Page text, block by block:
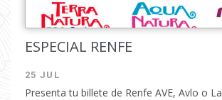
ESPECIAL RENFE
25 JUL
Presenta tu billete de Renfe AVE, Avlo o